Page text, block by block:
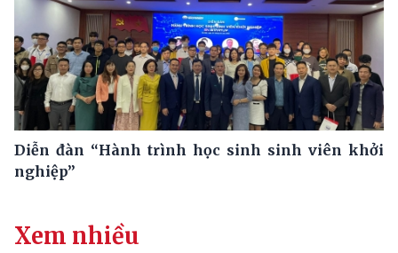
Diễn đàn “Hành trình học sinh sinh viên khởi
nghiệp”
Xem nhiều